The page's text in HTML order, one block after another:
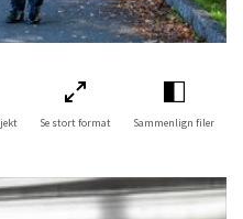
Se stort format Sammenlign filer